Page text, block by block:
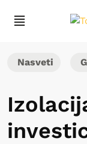
Nasveti